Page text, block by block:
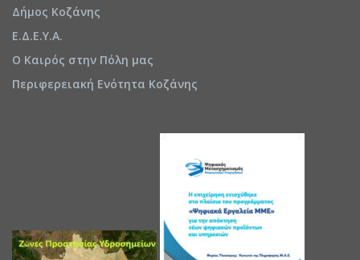
Δήμος Κοζάνης
Ε.Δ.Ε.Υ.Α.
Ο Καιρός στην Πόλη μας
Περιφερειακή Ενότητα Κοζάνης